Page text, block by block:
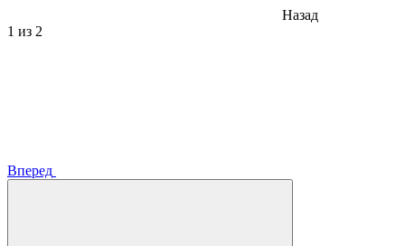
Назад
1 из 2
Вперед